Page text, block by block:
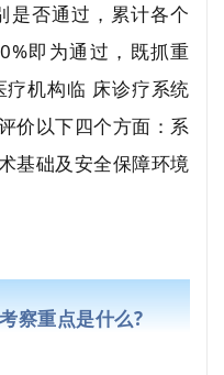
是否通过，累计各个
即为通过，既抓重
机构临 床诊疗系统
价以下四个方面：系
基础及安全保障环境
察重点是什么?